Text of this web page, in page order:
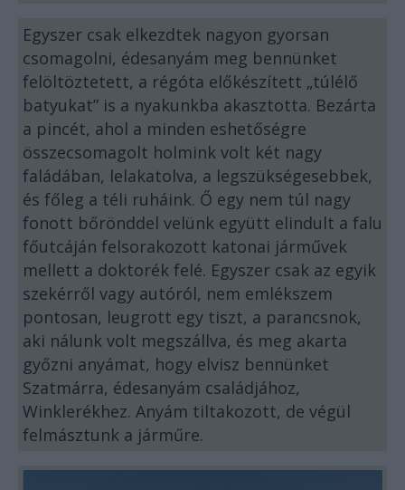
Egyszer csak elkezdtek nagyon gyorsan
csomagolni, édesanyám meg bennünket
felöltöztetett, a régóta előkészített „túlélő
batyukat” is a nyakunkba akasztotta. Bezárta
a pincét, ahol a minden eshetőségre
összecsomagolt holmink volt két nagy
faládában, lelakatolva, a legszükségesebbek,
és főleg a téli ruháink. Ő egy nem túl nagy
fonott bőrönddel velünk együtt elindult a falu
főutcáján felsorakozott katonai járművek
mellett a doktorék felé. Egyszer csak az egyik
szekérről vagy autóról, nem emlékszem
pontosan, leugrott egy tiszt, a parancsnok,
aki nálunk volt megszállva, és meg akarta
győzni anyámat, hogy elvisz bennünket
Szatmárra, édesanyám családjához,
Winklerékhez. Anyám tiltakozott, de végül
felmásztunk a járműre.